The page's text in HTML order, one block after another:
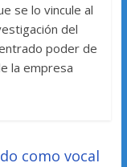
se lo vincule al
del
poder de
la empresa
como vocal